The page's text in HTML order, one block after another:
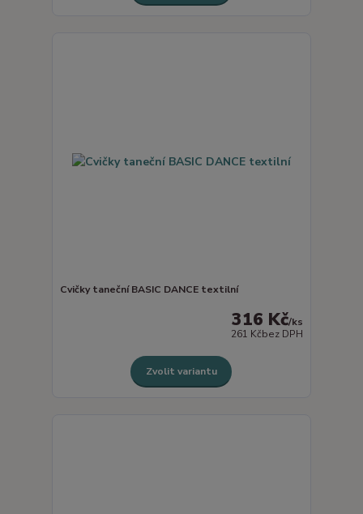
Cvičky taneční BASIC DANCE textilní
316 Kč/ks
261 Kčbez DPH
Zvolit variantu